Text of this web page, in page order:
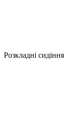
Розкладні